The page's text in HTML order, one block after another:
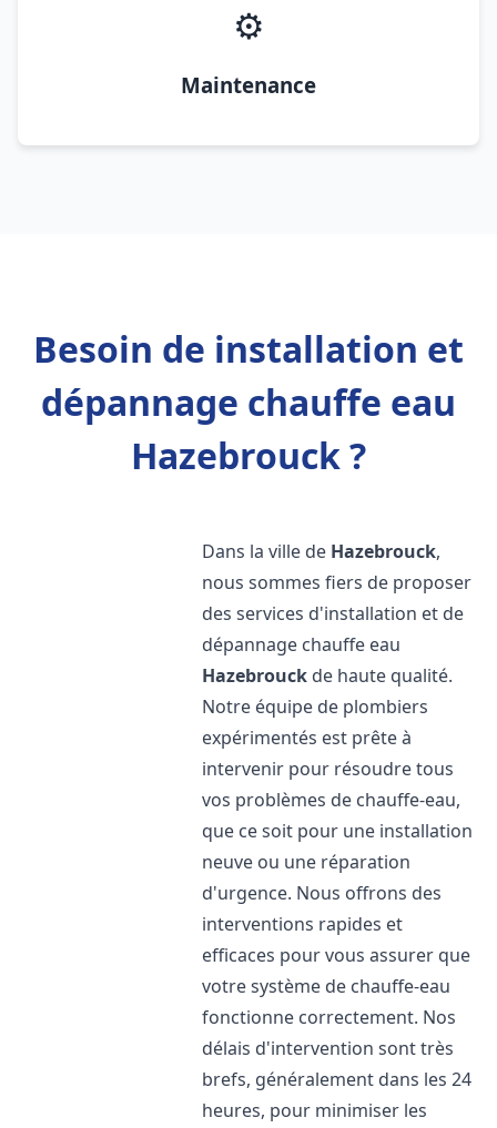
⚙️
Maintenance
Besoin de installation et
dépannage chauffe eau
Hazebrouck ?
Dans la ville de Hazebrouck,
nous sommes fiers de proposer
des services d'installation et de
dépannage chauffe eau
Hazebrouck de haute qualité.
Notre équipe de plombiers
expérimentés est prête à
intervenir pour résoudre tous
vos problèmes de chauffe-eau,
que ce soit pour une installation
neuve ou une réparation
d'urgence. Nous offrons des
interventions rapides et
efficaces pour vous assurer que
votre système de chauffe-eau
fonctionne correctement. Nos
délais d'intervention sont très
brefs, généralement dans les 24
heures, pour minimiser les